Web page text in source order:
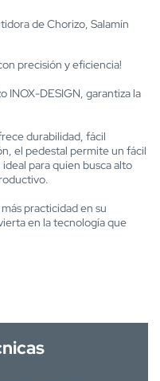
de Chorizo, Salamín
precisión y eficiencia!
INOX-DESIGN, garantiza la
durabilidad, fácil
el pedestal permite un fácil
para quien busca alto
practicidad en su
en la tecnología que